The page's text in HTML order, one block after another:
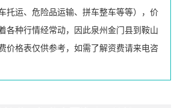
托运、危险品运输、拼车整车等等），价
各种行情经常动，因此泉州金门县到鞍山
价格表仅供参考，如需了解资费请来电咨